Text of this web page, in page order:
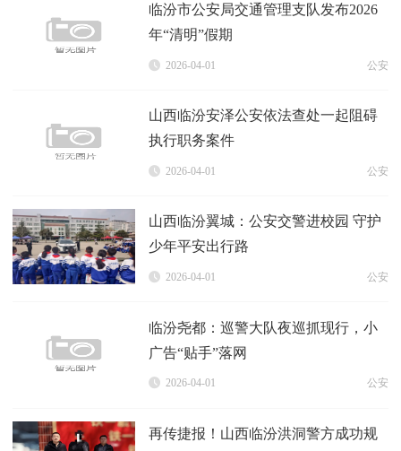
临汾市公安局交通管理支队发布2026
年“清明”假期
2026-04-01 公安
山西临汾安泽公安依法查处一起阻碍
执行职务案件
2026-04-01 公安
山西临汾翼城：公安交警进校园 守护
少年平安出行路
2026-04-01 公安
临汾尧都：巡警大队夜巡抓现行，小
广告“贴手”落网
2026-04-01 公安
再传捷报！山西临汾洪洞警方成功规